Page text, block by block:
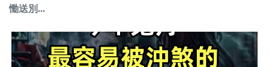
慟送別...